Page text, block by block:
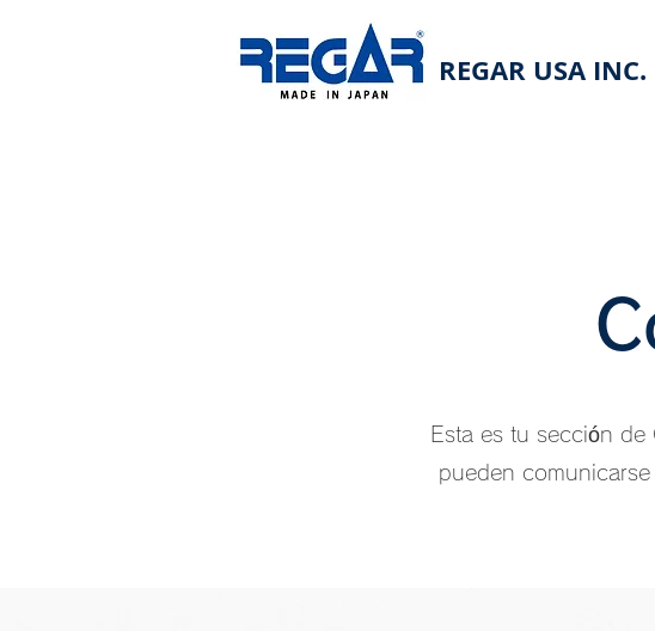
REGAR USA INC.
Esta es tu sección
pueden